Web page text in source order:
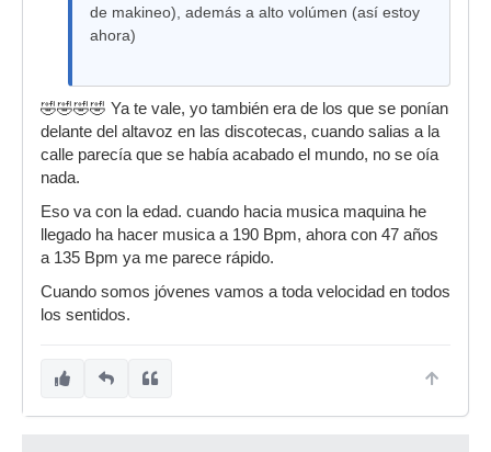
de makineo), además a alto volúmen (así estoy
ahora)
🤣🤣🤣🤣 Ya te vale, yo también era de los que se ponían
delante del altavoz en las discotecas, cuando salias a la
calle parecía que se había acabado el mundo, no se oía
nada.
Eso va con la edad. cuando hacia musica maquina he
llegado ha hacer musica a 190 Bpm, ahora con 47 años
a 135 Bpm ya me parece rápido.
Cuando somos jóvenes vamos a toda velocidad en todos
los sentidos.